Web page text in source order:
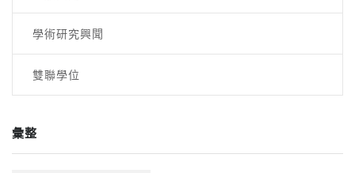
學術研究興聞
雙聯學位
彙整